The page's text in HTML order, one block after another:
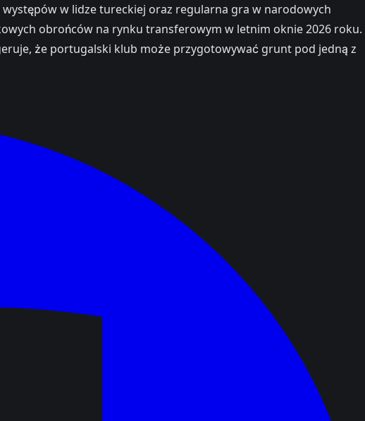
w lidze tureckiej oraz regularna gra w narodowych
obrońców na rynku transferowym w letnim oknie 2026 roku.
że portugalski klub może przygotowywać grunt pod jedną z